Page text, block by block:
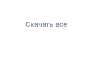
Скачать все